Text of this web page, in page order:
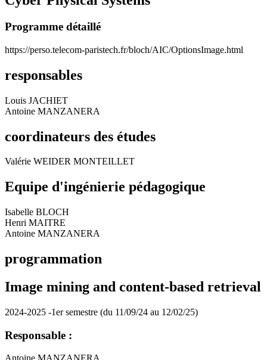
Programme détaillé
https://perso.telecom-paristech.fr/bloch/AIC/OptionsImage.html
responsables
Louis JACHIET
Antoine MANZANERA
coordinateurs des études
Valérie WEIDER MONTEILLET
Equipe d'ingénierie pédagogique
Isabelle BLOCH
Henri MAITRE
Antoine MANZANERA
programmation
Image mining and content-based retrieval
2024-2025 -1er semestre (du 11/09/24 au 12/02/25)
Responsable :